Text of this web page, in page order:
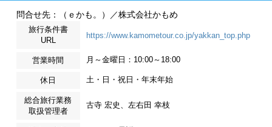
問合せ先：（ｅかも。）／株式会社かもめ
旅行条件書
URL
https://www.kamometour.co.jp/yakkan_top.php
営業時間 月～金曜日：10:00～18:00
休日 土・日・祝日・年末年始
総合旅行業務
取扱管理者
古寺 宏史、左右田 幸枝